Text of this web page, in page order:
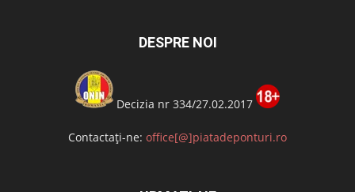
DESPRE NOI
Decizia nr 334/27.02.2017
Contactați-ne: office[@]piatadeponturi.ro